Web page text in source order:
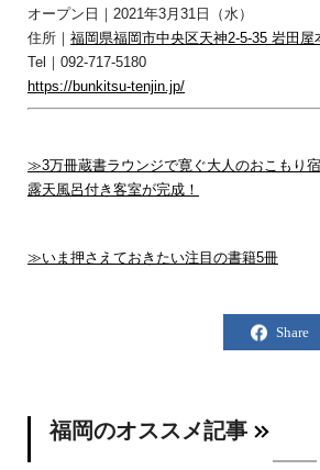
オープン日｜2021年3月31日（水）
住所｜ 福岡県福岡市中央区天神2-5-35 岩田屋
Tel｜092-717-5180
https://bunkitsu-tenjin.jp/
≫3万冊蔵書ラウンジで寛ぐ大人のおこもり宿
露天風呂付き客室が完成！
≫いま押さえておきたい注目の書籍5冊
福岡のオススメ記事